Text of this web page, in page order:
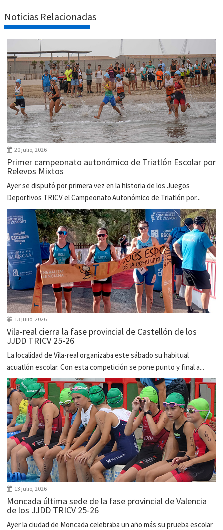
Noticias Relacionadas
20 julio, 2026
Primer campeonato autonómico de Triatlón Escolar por
Relevos Mixtos
Ayer se disputó por primera vez en la historia de los Juegos
Deportivos TRICV el Campeonato Autonómico de Triatlón por...
13 julio, 2026
Vila-real cierra la fase provincial de Castellón de los
JJDD TRICV 25-26
La localidad de Vila-real organizaba este sábado su habitual
acuatlón escolar. Con esta competición se pone punto y final a...
13 julio, 2026
Moncada última sede de la fase provincial de Valencia
de los JJDD TRICV 25-26
Ayer la ciudad de Moncada celebraba un año más su prueba escolar